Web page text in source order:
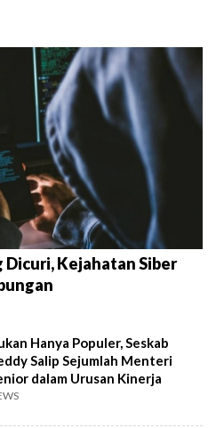
Dicuri, Kejahatan Siber
Hanya Populer, Seskab
Salip Sejumlah Menteri
dalam Urusan Kinerja